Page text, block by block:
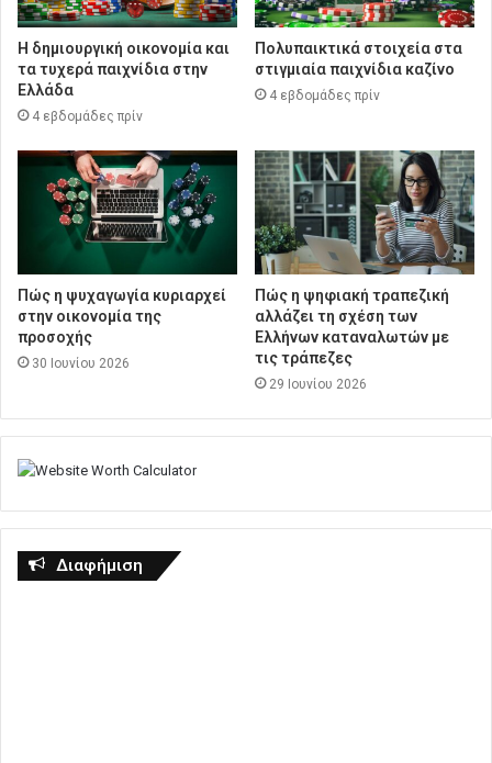
Η δημιουργική οικονομία και
τα τυχερά παιχνίδια στην
Ελλάδα
4 εβδομάδες πρίν
Πολυπαικτικά στοιχεία στα
στιγμιαία παιχνίδια καζίνο
4 εβδομάδες πρίν
Πώς η ψυχαγωγία κυριαρχεί
στην οικονομία της
προσοχής
30 Ιουνίου 2026
Πώς η ψηφιακή τραπεζική
αλλάζει τη σχέση των
Ελλήνων καταναλωτών με
τις τράπεζες
29 Ιουνίου 2026
Διαφήμιση